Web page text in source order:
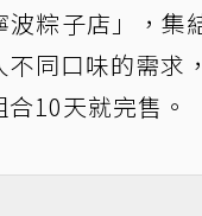
粽子店」，集
同口味的需求
10天就完售。